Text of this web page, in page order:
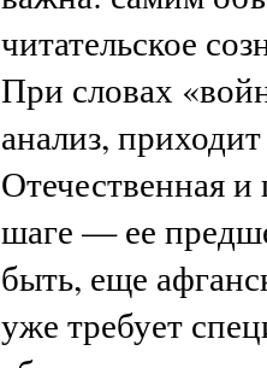
читательское
При словах
анализ,
Отечественная
шаге — ее
быть, еще
уже требует